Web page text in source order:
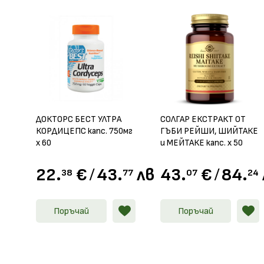
ДОКТОРС БЕСТ УЛТРА
КОРДИЦЕПС капс. 750мг
х 60
22.38 €/43.77 лв.
Поръчай
СОЛГАР ЕКСТРАКТ ОТ
ГЪБИ РЕЙШИ, ШИЙТАКЕ
и МEЙТАКЕ капс. х 50
43.07 €/84.24
Поръчай